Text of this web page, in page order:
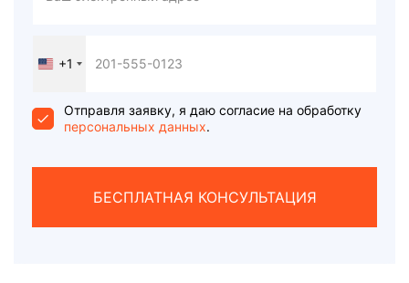
United
+1
+1
Отправля заявку, я даю согласие на обработку
персональных данных.
БЕСПЛАТНАЯ КОНСУЛЬТАЦИЯ